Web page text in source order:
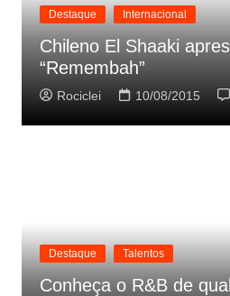
Destaque Internacional
Chileno El Shaaki
“Remembah”
Rociclei 10/08/2015
Destaque Talentos
Conheça o R&B de